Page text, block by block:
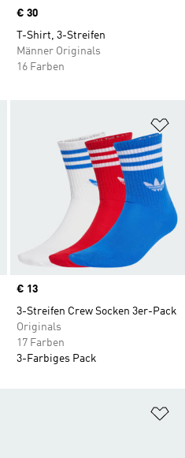
Price
€ 30
T-Shirt, 3-Streifen
Männer Originals
16 Farben
Price
€ 13
3-Streifen Crew Socken 3er-Pack
Originals
17 Farben
3-Farbiges Pack